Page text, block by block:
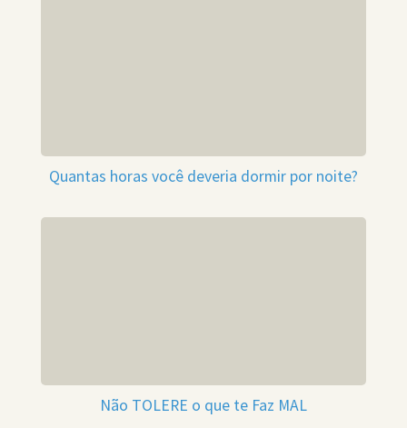
Quantas horas você deveria dormir por noite?
Não TOLERE o que te Faz MAL